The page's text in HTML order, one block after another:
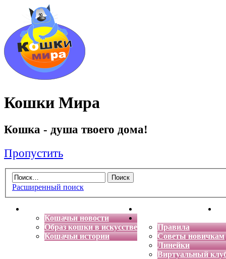
Кошки Мира
Кошка - душа твоего дома!
Пропустить
Расширенный поиск
Кошачьи новости
Образ кошки в искусстве
Кошачьи истории
Энциклопедия кошек
Правила
Советы новичкам
Линейки
Виртуальный